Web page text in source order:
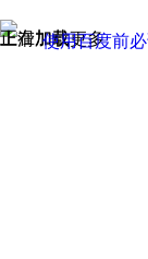
正在加载
上滑加载更多
使用百度前